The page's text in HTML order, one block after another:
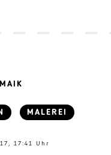
MALEREI
17:41 Uhr